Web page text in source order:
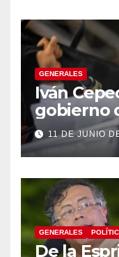
GENERALES
Iván
gobierno
énfasis
11 DE JUNIO
GENERALES
De la